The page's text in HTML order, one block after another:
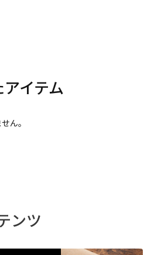
ん。
ンツ